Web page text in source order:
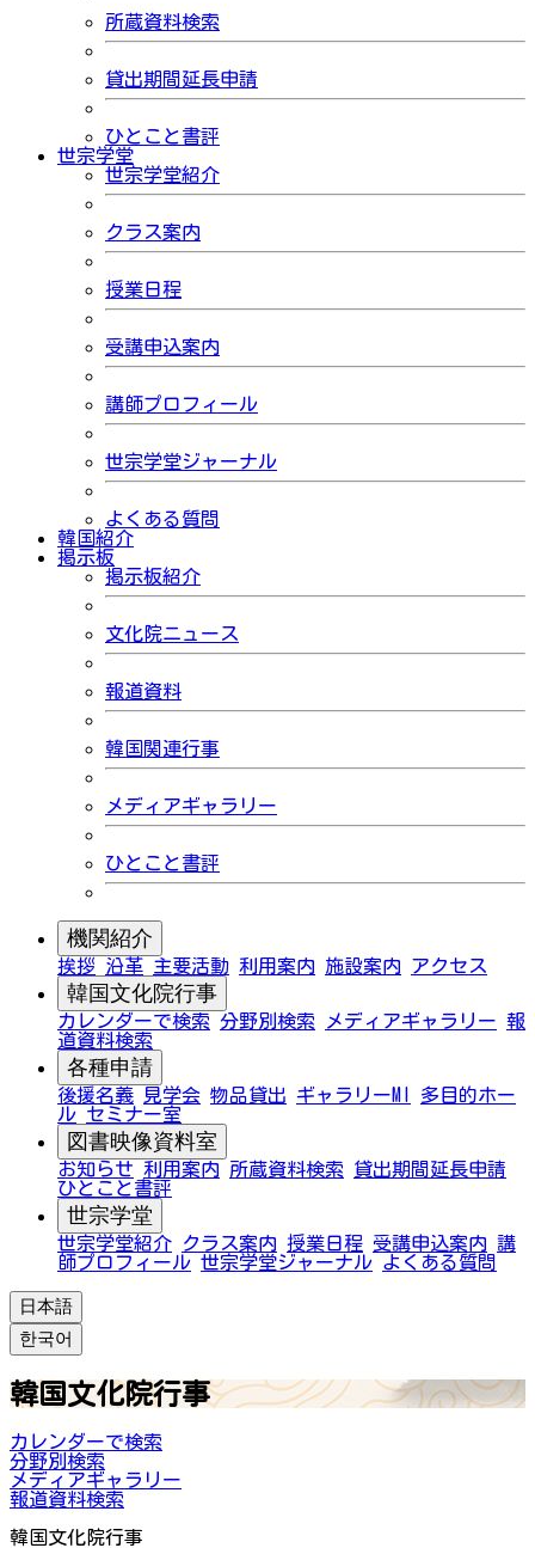
所蔵資料検索
貸出期間延長申請
ひとこと書評
世宗学堂
世宗学堂紹介
クラス案内
授業日程
受講申込案内
講師プロフィール
世宗学堂ジャーナル
よくある質問
韓国紹介
掲示板
掲示板紹介
文化院ニュース
報道資料
韓国関連行事
メディアギャラリー
ひとこと書評
機関紹介
挨拶 沿革 主要活動 利用案内 施設案内 アクセス
韓国文化院行事
カレンダーで検索 分野別検索 メディアギャラリー 報
道資料検索
各種申請
後援名義 見学会 物品貸出 ギャラリーMI
多目的ホー
ル セミナー室
図書映像資料室
お知らせ 利用案内 所蔵資料検索
貸出期間延長申請
ひとこと書評
世宗学堂
世宗学堂紹介 クラス案内 授業日程 受講申込案内 講
師プロフィール 世宗学堂ジャーナル よくある質問
日本語
한국어
韓国文化院行事
カレンダーで検索
分野別検索
メディアギャラリー
報道資料検索
韓国文化院行事